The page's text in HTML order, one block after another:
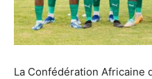
La Confédération Africaine